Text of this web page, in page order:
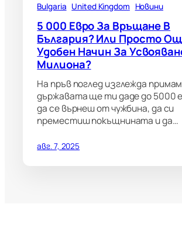
Bulgaria United Kingdom Новини
5 000 Евро За Връщане В
България? Или Просто
Удобен Начин За
Милиона?
На пръв поглед изглежда
държавата ще ти даде до 5000
да се върнеш от чужбина, да си
преместиш покъщнината и да…
авг. 7, 2025